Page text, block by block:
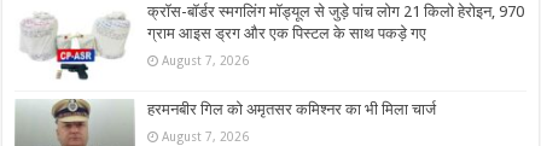
क्रॉस-बॉर्डर स्मगलिंग मॉड्यूल से जुड़े पांच लोग 21 किलो हेरोइन, 970
ग्राम आइस ड्रग और एक पिस्टल के साथ पकड़े गए
August 7, 2026
हरमनबीर गिल को अमृतसर कमिश्नर का भी मिला चार्ज
August 7, 2026